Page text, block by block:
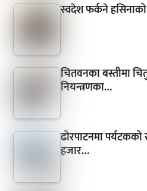
स्वदेश फर्कने हसिनाको
चितवनका बस्तीमा
नियन्त्रणका…
ढोरपाटनमा
हजार…